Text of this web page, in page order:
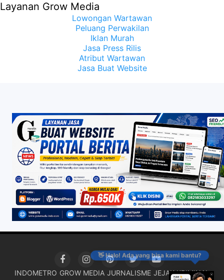
Layanan Grow Media
Lowongan Wartawan
Peluang Perwakilan
Iklan Murah
Jasa Press Rilis
Atribut Wartawan
Jasa Buat Website
👋 Halo! Ada yang bisa kami bantu?
INDOMETRO GROW MEDIA JURNALISME JEJAK KRIMINAL